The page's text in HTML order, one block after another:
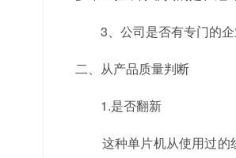
3、公司是否有专门的企
二、从产品质量判断
1.是否翻新
这种单片机从使用过的线